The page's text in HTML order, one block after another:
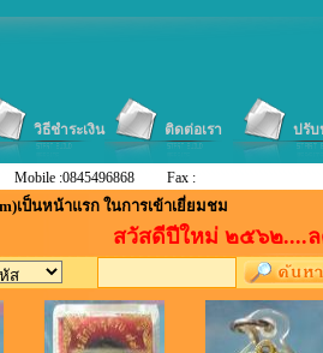
วิธีชำระเงิน ติดต่อเรา ปรับ
Mobile :0845496868 Fax :
เป็นหน้าแรก ในการเข้าเยี่ยมชม
สวัสดีปีใหม่ ๒๕๖๒....ลดแ